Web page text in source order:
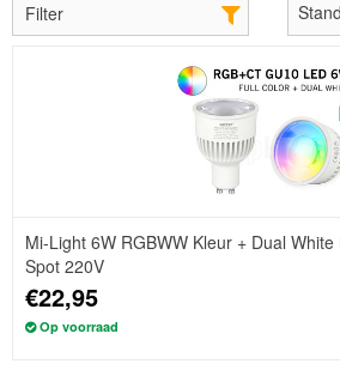
Filter
Mi-Light 6W RGBWW Kleur + Dual
Spot 220V
€22,95
Op voorraad